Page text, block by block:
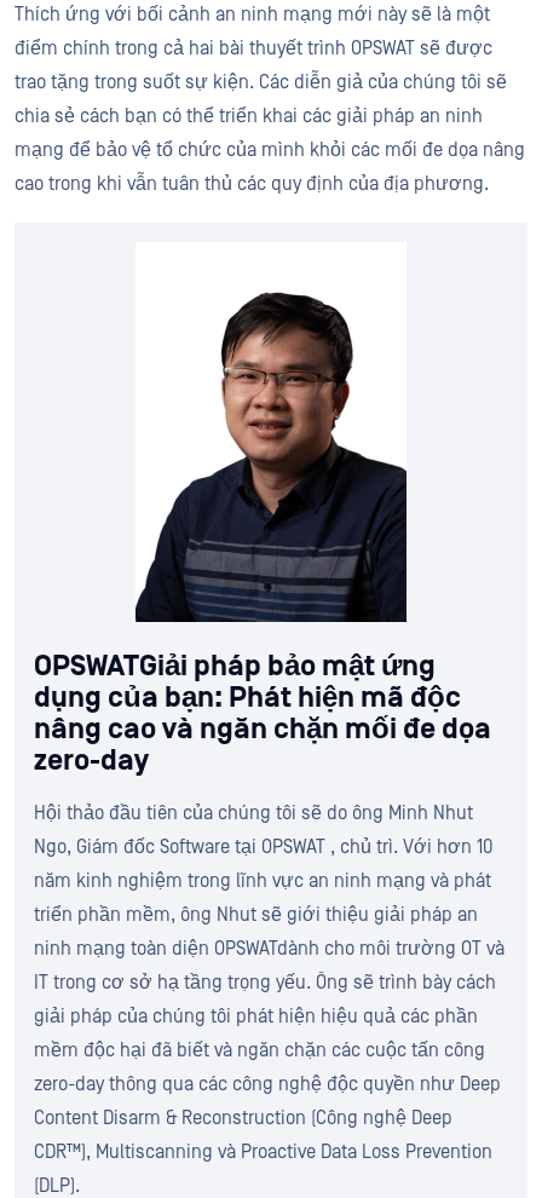
Thích ứng với bối cảnh an ninh mạng mới này sẽ là một
điểm chính trong cả hai bài thuyết trình OPSWAT sẽ được
trao tặng trong suốt sự kiện. Các diễn giả của chúng tôi sẽ
chia sẻ cách bạn có thể triển khai các giải pháp an ninh
mạng để bảo vệ tổ chức của mình khỏi các mối đe dọa nâng
cao trong khi vẫn tuân thủ các quy định của địa phương.
OPSWATGiải pháp bảo mật ứng
dụng của bạn: Phát hiện mã độc
nâng cao và ngăn chặn mối đe dọa
zero-day
Hội thảo đầu tiên của chúng tôi sẽ do ông Minh Nhut
Ngo, Giám đốc Software tại OPSWAT , chủ trì. Với hơn 10
năm kinh nghiệm trong lĩnh vực an ninh mạng và phát
triển phần mềm, ông Nhut sẽ giới thiệu giải pháp an
ninh mạng toàn diện OPSWATdành cho môi trường OT và
IT trong cơ sở hạ tầng trọng yếu. Ông sẽ trình bày cách
giải pháp của chúng tôi phát hiện hiệu quả các phần
mềm độc hại đã biết và ngăn chặn các cuộc tấn công
zero-day thông qua các công nghệ độc quyền như Deep
Content Disarm & Reconstruction (Công nghệ Deep
CDR™), Multiscanning và Proactive Data Loss Prevention
(DLP).